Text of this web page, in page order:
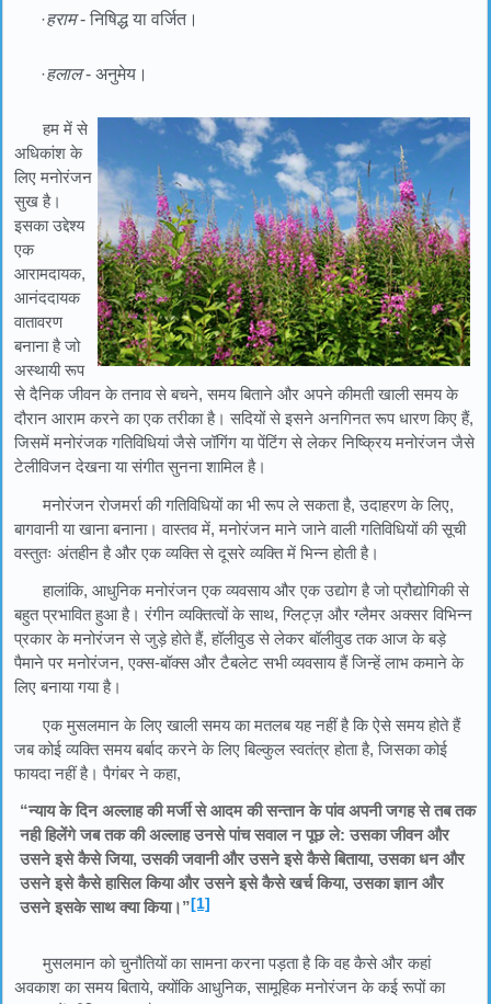
·हराम- निषिद्ध या वर्जित।
·हलाल- अनुमेय।
हम में से
अधिकांश के
लिए मनोरंजन
सुख है।
इसका उद्देश्य
एक
आरामदायक,
आनंददायक
वातावरण
बनाना है जो
अस्थायी रूप
से दैनिक जीवन के तनाव से बचने, समय बिताने और अपने कीमती खाली समय के
दौरान आराम करने का एक तरीका है। सदियों से इसने अनगिनत रूप धारण किए हैं,
जिसमें मनोरंजक गतिविधियां जैसे जॉगिंग या पेंटिंग से लेकर निष्क्रिय मनोरंजन जैसे
टेलीविजन देखना या संगीत सुनना शामिल है।
मनोरंजन रोजमर्रा की गतिविधियों का भी रूप ले सकता है, उदाहरण के लिए,
बागवानी या खाना बनाना। वास्तव में, मनोरंजन माने जाने वाली गतिविधियों की सूची
वस्तुतः अंतहीन है और एक व्यक्ति से दूसरे व्यक्ति में भिन्न होती है।
हालांकि, आधुनिक मनोरंजन एक व्यवसाय और एक उद्योग है जो प्रौद्योगिकी से
बहुत प्रभावित हुआ है। रंगीन व्यक्तित्वों के साथ, ग्लिट्ज़ और ग्लैमर अक्सर विभिन्न
प्रकार के मनोरंजन से जुड़े होते हैं, हॉलीवुड से लेकर बॉलीवुड तक आज के बड़े
पैमाने पर मनोरंजन, एक्स-बॉक्स और टैबलेट सभी व्यवसाय हैं जिन्हें लाभ कमाने के
लिए बनाया गया है।
एक मुसलमान के लिए खाली समय का मतलब यह नहीं है कि ऐसे समय होते हैं
जब कोई व्यक्ति समय बर्बाद करने के लिए बिल्कुल स्वतंत्र होता है, जिसका कोई
फायदा नहीं है। पैगंबर ने कहा,
“न्याय के दिन अल्लाह की मर्जी से आदम की सन्तान के पांव अपनी जगह से तब तक
नही हिलेंगे जब तक की अल्लाह उनसे पांच सवाल न पूछ ले: उसका जीवन और
उसने इसे कैसे जिया, उसकी जवानी और उसने इसे कैसे बिताया, उसका धन और
उसने इसे कैसे हासिल किया और उसने इसे कैसे खर्च किया, उसका ज्ञान और
उसने इसके साथ क्या किया।”[1]
मुसलमान को चुनौतियों का सामना करना पड़ता है कि वह कैसे और कहां
अवकाश का समय बिताये, क्योंकि आधुनिक, सामूहिक मनोरंजन के कई रूपों का